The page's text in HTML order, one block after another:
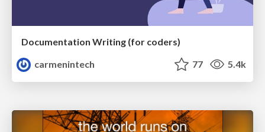
Documentation Writing (for coders)
carmenintech
77 5.4k